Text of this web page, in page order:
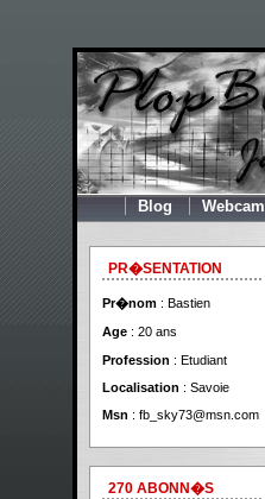
Blog Webcam
PR�SENTATION
Pr�nom : Bastien
Age : 20 ans
Profession : Etudiant
Localisation : Savoie
Msn : fb_sky73@msn.com
270 ABONN�S